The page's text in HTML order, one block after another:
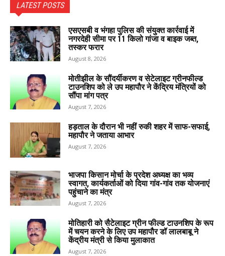
LATEST POSTS
एसएसबी व भंगहा पुलिस की संयुक्त कार्रवाई में
नगरदेही सीमा पर 11 किलो गांजा व बाइक जब्त,
तस्कर फरार
August 8, 2026
मोतीझील के सौंदर्यीकरण व सेटेलाइट ग्रीनफील्ड
टाउनशिप को ले उप महापौर ने केंद्रिय मंत्रियों को
सौंपा मांग पत्र
August 7, 2026
हड़ताल के दौरान भी नहीं रुकी शहर में साफ-सफाई,
महापौर ने जताया आभार
August 7, 2026
भाजपा किसान मोर्चा के प्रदेश अध्यक्ष का भव्य
स्वागत, कार्यकर्ताओं को दिया गांव-गांव तक योजनाएं
पहुंचाने का मंत्र
August 7, 2026
मोतिहारी को सैटेलाइट ग्रीन फील्ड टाउनशिप के रूप
में चयन करने के लिए उप महापौर डॉ लालबाबू ने
केंद्रीय मंत्री से किया मुलाकात
August 7, 2026